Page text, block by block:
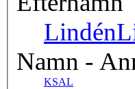
Lindén
Namn -
KSAL